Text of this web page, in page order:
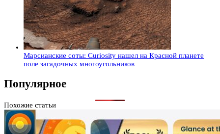
Марсианские соты: Curiosity нашел на Красной планете
поле загадочных многоугольников
Популярное
Похожие статьи